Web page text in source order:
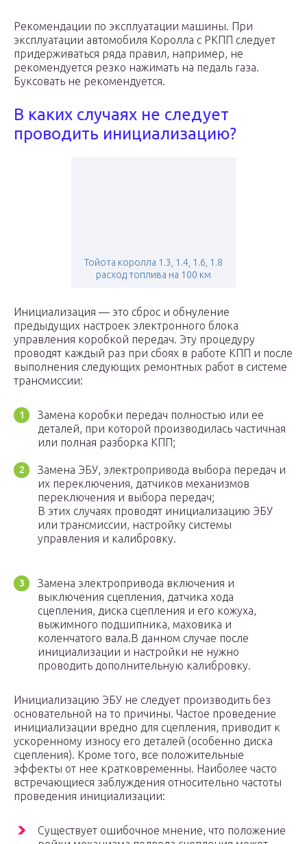
Рекомендации по эксплуатации машины. При
эксплуатации автомобиля Королла с РКПП следует
придерживаться ряда правил, например, не
рекомендуется резко нажимать на педаль газа.
Буксовать не рекомендуется.
В каких случаях не следует
проводить инициализацию?
Тойота королла 1.3, 1.4, 1.6, 1.8
расход топлива на 100 км
Инициализация — это сброс и обнуление
предыдущих настроек электронного блока
управления коробкой передач. Эту процедуру
проводят каждый раз при сбоях в работе КПП и после
выполнения следующих ремонтных работ в системе
трансмиссии:
Замена коробки передач полностью или ее
деталей, при которой производилась частичная
или полная разборка КПП;
Замена ЭБУ, электропривода выбора передач и
их переключения, датчиков механизмов
переключения и выбора передач;
В этих случаях проводят инициализацию ЭБУ
или трансмиссии, настройку системы
управления и калибровку.
Замена электропривода включения и
выключения сцепления, датчика хода
сцепления, диска сцепления и его кожуха,
выжимного подшипника, маховика и
коленчатого вала.В данном случае после
инициализации и настройки не нужно
проводить дополнительную калибровку.
Инициализацию ЭБУ не следует производить без
основательной на то причины. Частое проведение
инициализации вредно для сцепления, приводит к
ускоренному износу его деталей (особенно диска
сцепления). Кроме того, все положительные
эффекты от нее кратковременны. Наиболее часто
встречающиеся заблуждения относительно частоты
проведения инициализации:
Существует ошибочное мнение, что положение